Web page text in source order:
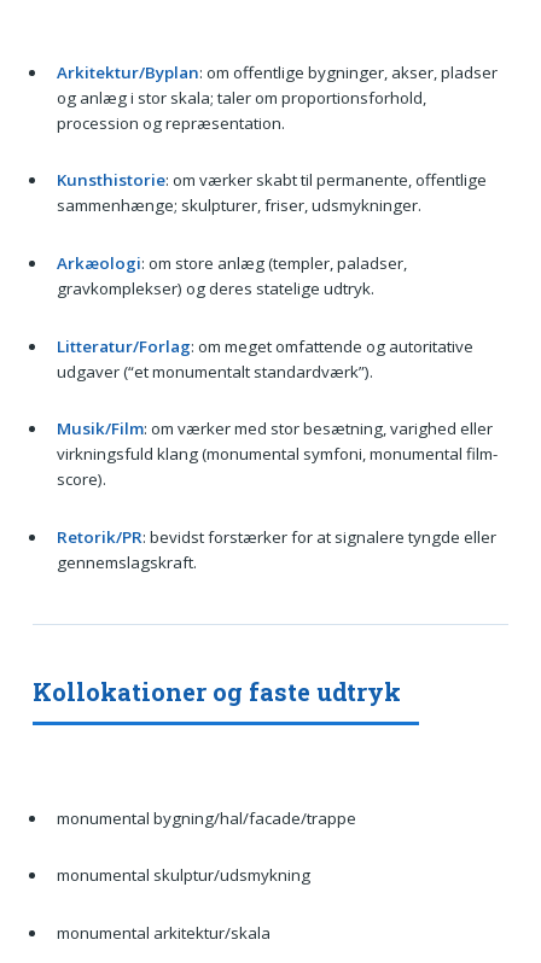
Arkitektur/Byplan: om offentlige bygninger, akser, pladser
og anlæg i stor skala; taler om proportionsforhold,
procession og repræsentation.
Kunsthistorie: om værker skabt til permanente, offentlige
sammenhænge; skulpturer, friser, udsmykninger.
Arkæologi: om store anlæg (templer, paladser,
gravkomplekser) og deres statelige udtryk.
Litteratur/Forlag: om meget omfattende og autoritative
udgaver (“et monumentalt standardværk”).
Musik/Film: om værker med stor besætning, varighed eller
virkningsfuld klang (monumental symfoni, monumental film-
score).
Retorik/PR: bevidst forstærker for at signalere tyngde eller
gennemslagskraft.
Kollokationer og faste udtryk
monumental bygning/hal/facade/trappe
monumental skulptur/udsmykning
monumental arkitektur/skala